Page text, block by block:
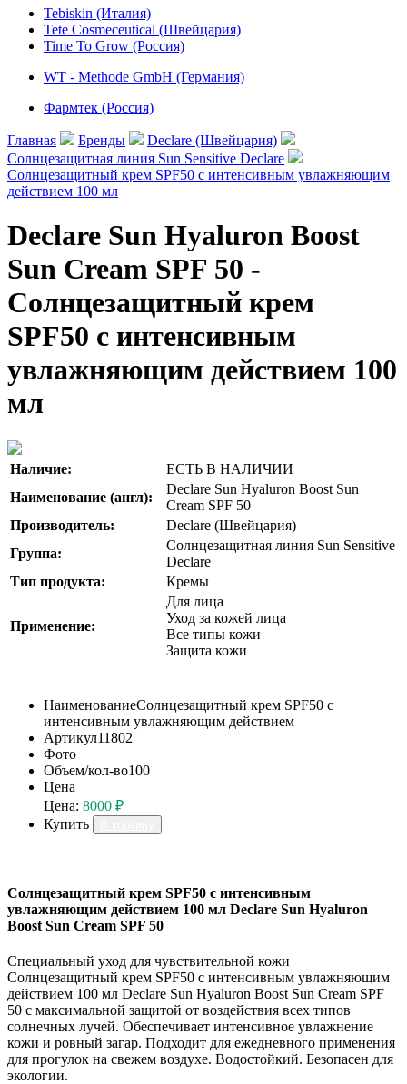
Tebiskin (Италия)
Tete Cosmeceutical (Швейцария)
Time To Grow (Россия)
WT - Methode GmbH (Германия)
Фармтек (Россия)
Главная Бренды
Declare (Швейцария)
Солнцезащитная линия Sun Sensitive Declare
Солнцезащитный крем SPF50 с интенсивным увлажняющим
действием 100 мл
Declare Sun Hyaluron Boost
Sun Cream SPF 50 -
Солнцезащитный крем
SPF50 с интенсивным
увлажняющим действием 100
мл
Наличие:
ЕСТЬ В НАЛИЧИИ
Наименование (англ):
Declare Sun Hyaluron Boost Sun
Cream SPF 50
Производитель:
Declare (Швейцария)
Группа:
Солнцезащитная линия Sun Sensitive
Declare
Тип продукта:
Кремы
Применение:
Для лица
Уход за кожей лица
Все типы кожи
Защита кожи
НаименованиеСолнцезащитный крем SPF50 с
интенсивным увлажняющим действием
Артикул11802
Фото
Объем/кол-во100
Цена
Цена: 8000 ₽
Купить
Солнцезащитный крем SPF50 с интенсивным
увлажняющим действием 100 мл Declare Sun Hyaluron
Boost Sun Cream SPF 50
Специальный уход для чувствительной кожи
Солнцезащитный крем SPF50 с интенсивным увлажняющим
действием 100 мл Declare Sun Hyaluron Boost Sun Cream SPF
50 с максимальной защитой от воздействия всех типов
солнечных лучей. Обеспечивает интенсивное увлажнение
кожи и ровный загар. Подходит для ежедневного применения
для прогулок на свежем воздухе. Водостойкий. Безопасен для
экологии.